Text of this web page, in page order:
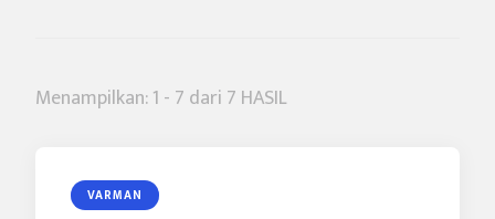
Menampilkan: 1 - 7 dari 7 HASIL
VARMAN